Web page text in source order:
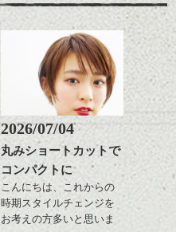
にあわせてスタイリング剤で表現してみる
と
オシャレはより楽しくなりますよ！
いままでスタイリング剤に抵抗があった方
も多いかと思いますが、
かなりいろんな進化した物が他にもありま
すので、
ぜひご相談くださいね！
その人にあったものを紹介させてもらいま
す！
では、良い週末をお過ごしください！！
ながらもみこみ、なじま
せます。
質感をかるくととのえな
がら耳かけアレンジする
のも良い感じです。
これからのスタイルチェ
ンジ、似合うカラーリン
グの事やお手入れ方法な
ど
是非なんでもご相談して
下さいね。
シバタ
ですよ。
ナチュラルなベージュカ
ラーで全体にツヤと透明
感をプラスして
質感も綺麗に見せやす
スタイリング方法は全体
をドライした後、
ワックスとオイルを混ぜ
ながらもみこみ、なじま
せます。
質感をかるくととのえな
2026/07/04
丸みショートカットで
コンパクトに
こんにちは、これからの
時期スタイルチェンジを
お考えの方多いと思いま